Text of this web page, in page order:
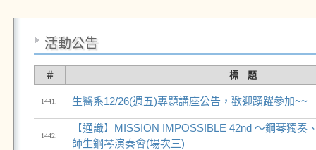
活動公告
＃ 標 題
1441. 生醫系12/26(週五)專題講座公告，歡迎踴躍參加~~
1442.
【通識】MISSION IMPOSSIBLE 42nd ～鋼琴獨奏
師生鋼琴演奏會(場次三)